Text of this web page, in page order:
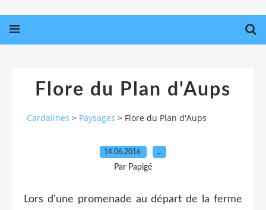
Flore du Plan d'Aups
Cardalines > Paysages > Flore du Plan d'Aups
14.06.2016 …
Par Papigé
Lors d'une promenade au départ de la ferme